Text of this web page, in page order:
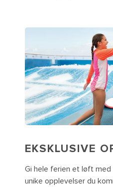
EKSKLUSIVE
Gi hele ferien et løft
unike opplevelser du